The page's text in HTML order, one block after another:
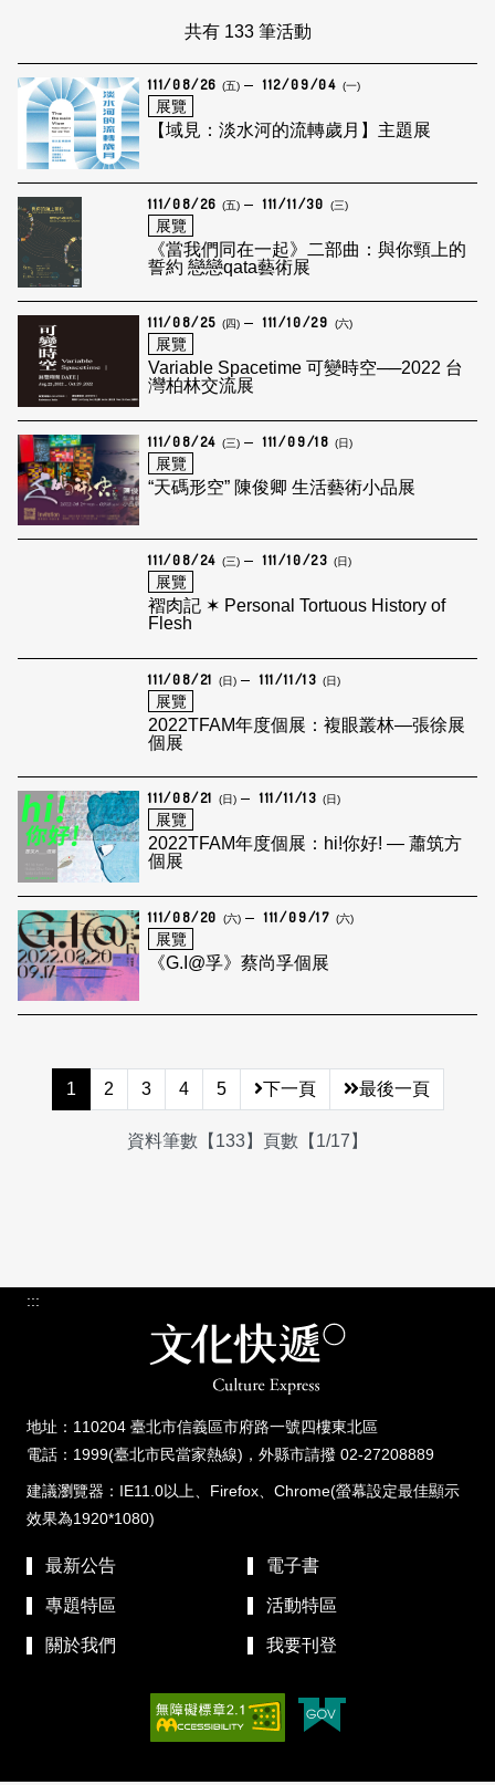
共有 133 筆活動
111/08/26 (五) 112/09/04 (一)
展覽
【域見：淡水河的流轉歲月】主題展
111/08/26 (五) 111/11/30 (三)
展覽
《當我們同在一起》二部曲：與你頸上的
誓約 戀戀qata藝術展
111/08/25 (四) 111/10/29 (六)
展覽
Variable Spacetime 可變時空──2022 台
灣柏林交流展
111/08/24 (三) 111/09/18 (日)
展覽
“天碼形空” 陳俊卿 生活藝術小品展
111/08/24 (三) 111/10/23 (日)
展覽
褶肉記 ✶ Personal Tortuous History of
Flesh
111/08/21 (日) 111/11/13 (日)
展覽
2022TFAM年度個展：複眼叢林—張徐展
個展
111/08/21 (日) 111/11/13 (日)
展覽
2022TFAM年度個展：hi!你好! — 蕭筑方
個展
111/08/20 (六) 111/09/17 (六)
展覽
《G.I@孚》蔡尚孚個展
1 2 3 4 5 下一頁 最後一頁
資料筆數【133】頁數【1/17】
:::
地址：110204 臺北市信義區市府路一號四樓東北區
電話：1999(臺北市民當家熱線)，外縣市請撥 02-27208889
建議瀏覽器：IE11.0以上、Firefox、Chrome(螢幕設定最佳顯示
效果為1920*1080)
最新公告 電子書
專題特區 活動特區
關於我們 我要刊登